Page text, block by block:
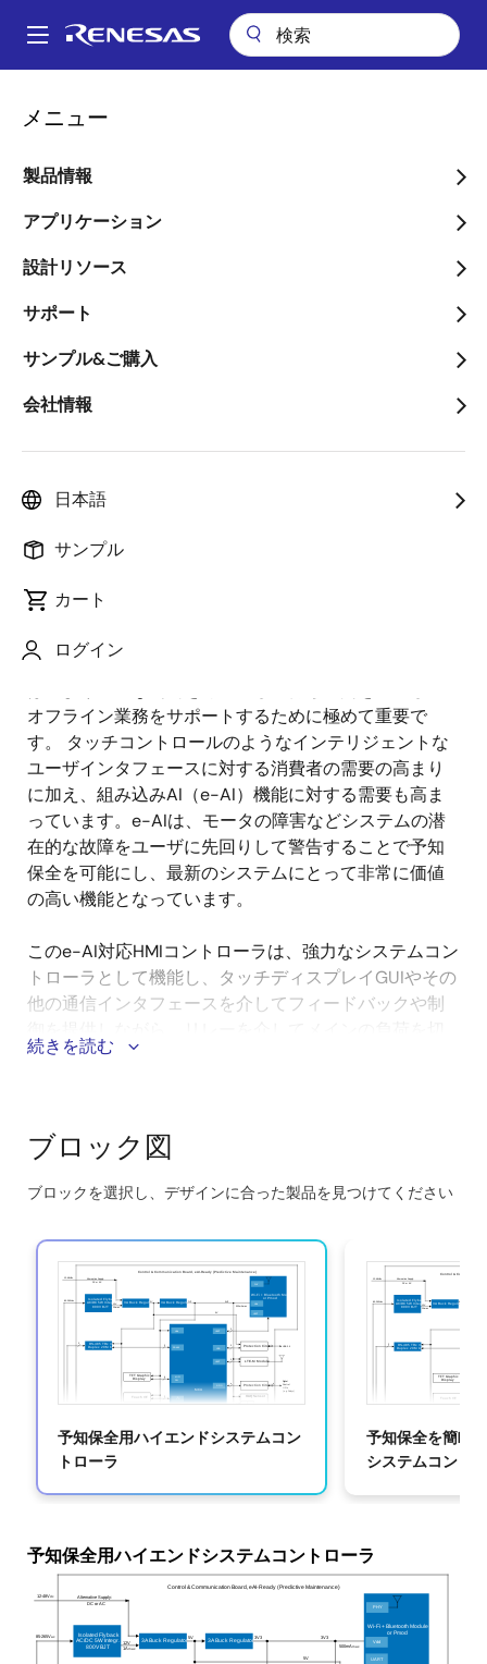
ン
Main
メニュー
製品情報
アプリケーション
設計リソース
サポート
サンプル&ご購入
会社情報
日本語
サンプル
カート
ログイン
パ
ン
く
ず
家電および産業システム向けのe-AI対応GUIコントローラ
家電および産業システム向
けのe-AI対応GUIコントロ
ーラ
ページセクションへ移動：
概要
概
要
説明
明
スマート家電や産業システムを監視・制御する機能
オフライン業務をサポートするために極めて重要で
す。 タッチコントロールのようなインテリジェントな
ユーザインタフェースに対する消費者の需要の高まり
に加え、組み込みAI（e-AI）機能に対する需要も高ま
っています。e-AIは、モータの障害などシステムの潜
在的な故障をユーザに先回りして警告することで予知
保全を可能にし、最新のシステムにとって非常に価値
の高い機能となっています。
このe-AI対応HMIコントローラは、強力なシステムコン
トローラとして機能し、タッチディスプレイGUIやその
他の通信インタフェースを介してフィードバックや制
り替えることができます。 空気対水ヒートポンプファ
モータ制御を提供します。 スケーラブルな電力制御に
より、三相Y結線の電力メインから最大10.5kWの電力を
サポートします。 このコントローラは、安定なエネル
ワイヤレス接続オプションとHMIを提供し、スマート制
御と予知保全を可能にします。
このシステムのメリット：
互換性のあるコンポーネントで構成された完全なシ
ステムコントローラユニットにより、最適なパフォ
精密コンプレッサとファンのRPM/トルク制御のため
の完全統合型、高性能、コスト最適化デュアルモー
タ制御システムは、オプションのAI/ML拡張機能
を実現し、AI主導の将来の最適化を可能にします。
加熱/冷却冷媒の圧力センサは、プロセスを最適化
し、低圧の場合はシステムをシャットオフするの
で、ヒートポンプなどのシステムに最適です。
豊富な通信手段:
続きを読む
ブロック図
ブロックを選択し、デザインに合った製品を見つけてください
interactive
block
diagram
予知保全用ハイエンドシステムコン
トローラ
予知保全を簡略
システムコント
予知保全用ハイエンドシステムコントローラ
3V3
500mAmax
3V3
5V
12V
1Amax
12-48Vdc
Alternative Supply:
DC or AC
85-265Vac
Control & Communication Board, eAI-Ready (Predictive Maintenance)
5V
Wi-Fi + Bluetooth Module
or Pmod
UART
Vdd
PHY
Isolated Flyback
AC/DC 5W Integr.
800V BJT
3A Buck Regulator 3A Buck Regulator